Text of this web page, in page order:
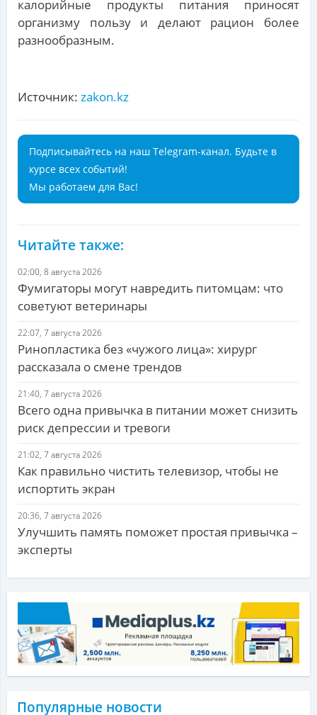
калорийные продукты питания приносят
организму пользу и делают рацион более
разнообразным.
Источник: zakon.kz
Подписывайтесь на наш Telegram-канал. Будьте в
курсе всех событий!
Мы работаем для Вас!
Читайте также:
02:00, 8 августа 2026
Фумигаторы могут навредить питомцам: что
советуют ветеринары
22:07, 7 августа 2026
Ринопластика без «чужого лица»: хирург
рассказала о смене трендов
21:40, 7 августа 2026
Всего одна привычка в питании может снизить
риск депрессии и тревоги
21:02, 7 августа 2026
Как правильно чистить телевизор, чтобы не
испортить экран
20:36, 7 августа 2026
Улучшить память поможет простая привычка –
эксперты
Популярные новости